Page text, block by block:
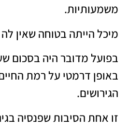
משמעותיות.
מיכל הייתה בטוחה שאין
בפועל מדובר היה בסכום
באופן דרמטי על רמת
הגירושים.
זו אחת הסיבות שפנסיה